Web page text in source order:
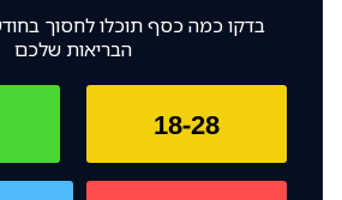
בדקו כמה כסף תוכלו לחסוך
הבריאות שלכם
18-28